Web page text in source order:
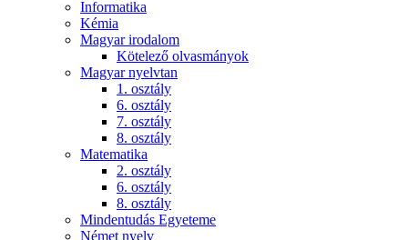
Informatika
Kémia
Magyar irodalom
Kötelező olvasmányok
Magyar nyelvtan
1. osztály
6. osztály
7. osztály
8. osztály
Matematika
2. osztály
6. osztály
8. osztály
Mindentudás Egyeteme
Német nyelv